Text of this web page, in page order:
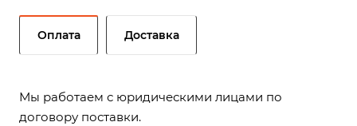
Оплата Доставка
Мы работаем с юридическими лицами по
договору поставки.